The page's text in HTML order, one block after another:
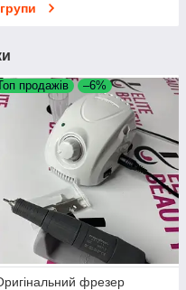
продажів –6%
фрезер